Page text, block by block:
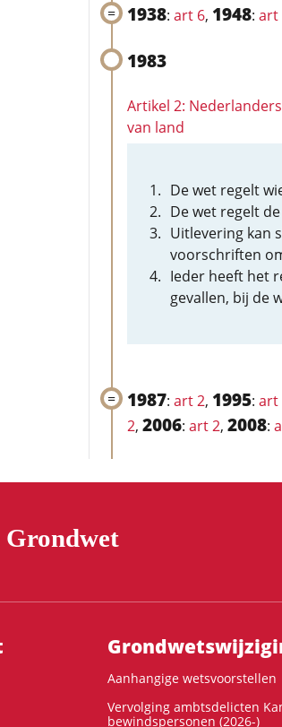
1938: art 6, 1948: art
1983
Artikel 2:
van land
De wet regelt
De wet regelt
Uitlevering kan
voorschriften
Ieder heeft het
gevallen, bij de
1987: art 2, 1995: art
2, 2006: art 2, 2008:
Grondwet
Aanhangige wetsvoorstellen
Vervolging ambtsdelicten
bewindspersonen (2026-)